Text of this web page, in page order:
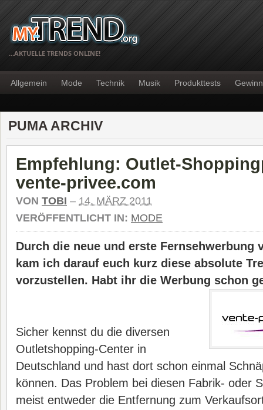
…AKTUELLE TRENDS ONLINE!
Allgemein Mode Technik Musik Produkttests
PUMA ARCHIV
Empfehlung: Outlet-
vente-privee.com
VON TOBI – 14. MÄRZ 2011
VERÖFFENTLICHT IN: MODE
Durch die neue und erste Fernsehwerbung
kam ich darauf euch kurz diese absolute
vorzustellen. Habt ihr die Werbung schon
Sicher kennst du die diversen
Outletshopping-Center in
Deutschland und hast dort schon einmal
können. Das Problem bei diesen Fabrik- oder
meist entweder die Entfernung zum